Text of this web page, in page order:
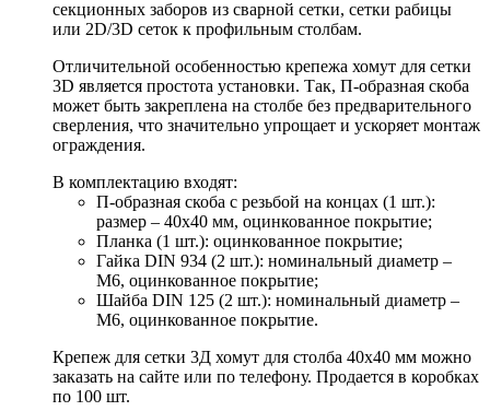
секционных заборов из сварной сетки, сетки рабицы
или 2D/3D сеток к профильным столбам.
Отличительной особенностью крепежа хомут для сетки
3D является простота установки. Так, П-образная скоба
может быть закреплена на столбе без предварительного
сверления, что значительно упрощает и ускоряет монтаж
ограждения.
В комплектацию входят:
П-образная скоба с резьбой на концах (1 шт.):
размер – 40х40 мм, оцинкованное покрытие;
Планка (1 шт.): оцинкованное покрытие;
Гайка DIN 934 (2 шт.): номинальный диаметр –
М6, оцинкованное покрытие;
Шайба DIN 125 (2 шт.): номинальный диаметр –
М6, оцинкованное покрытие.
Крепеж для сетки 3Д хомут для столба 40х40 мм можно
заказать на сайте или по телефону. Продается в коробках
по 100 шт.